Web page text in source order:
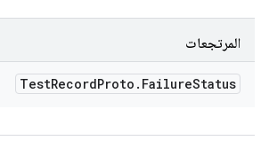
المرتجعات
TestRecordProto . FailureStatus